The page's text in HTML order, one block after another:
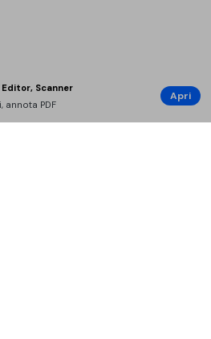
Editor, Scanner
annota PDF
Apri